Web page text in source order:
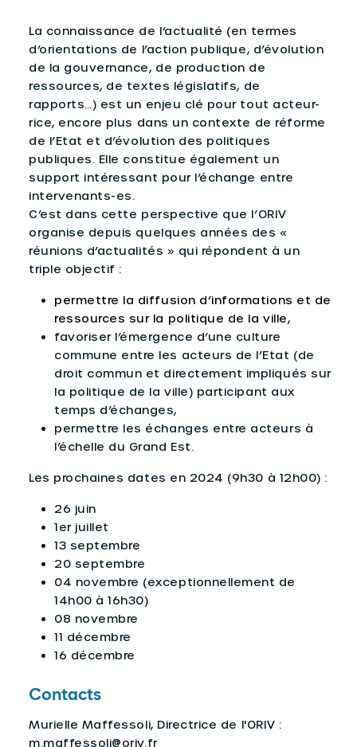
La connaissance de l’actualité (en termes
d’orientations de l’action publique, d’évolution
de la gouvernance, de production de
ressources, de textes législatifs, de
rapports…) est un enjeu clé pour tout acteur-
rice, encore plus dans un contexte de réforme
de l’Etat et d’évolution des politiques
publiques. Elle constitue également un
support intéressant pour l’échange entre
intervenants-es.
C’est dans cette perspective que l’ORIV
organise depuis quelques années des «
réunions d’actualités » qui répondent à un
triple objectif :
permettre la diffusion d’informations et de
ressources sur la politique de la ville,
favoriser l’émergence d’une culture
commune entre les acteurs de l’Etat (de
droit commun et directement impliqués sur
la politique de la ville) participant aux
temps d’échanges,
permettre les échanges entre acteurs à
l’échelle du Grand Est.
Les prochaines dates en 2024 (9h30 à 12h00) :
26 juin
1er juillet
13 septembre
20 septembre
04 novembre (exceptionnellement de
14h00 à 16h30)
08 novembre
11 décembre
16 décembre
Contacts
Murielle Maffessoli, Directrice de l'ORIV :
m.maffessoli@oriv.fr